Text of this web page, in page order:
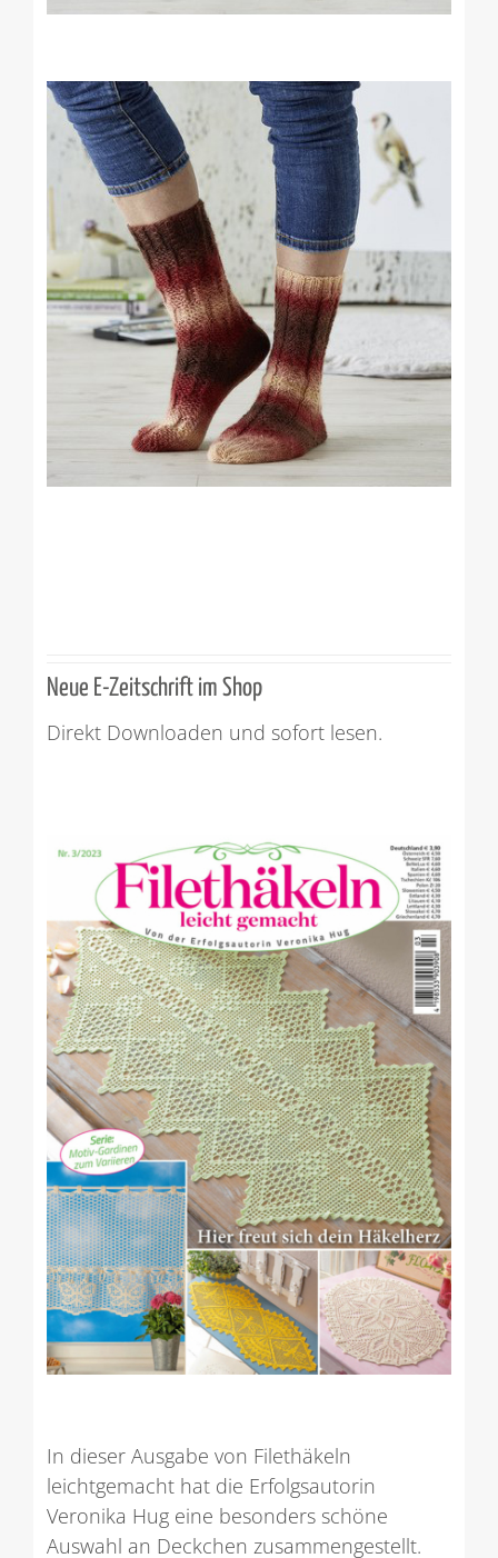
Neue E-Zeitschrift im Shop
Direkt Downloaden und sofort lesen.
In dieser Ausgabe von Filethäkeln
leichtgemacht hat die Erfolgsautorin
Veronika Hug eine besonders schöne
Auswahl an Deckchen zusammengestellt.